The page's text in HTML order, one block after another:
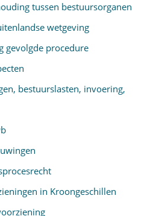
tussen bestuursorganen
wetgeving
gevolgde procedure
bestuurslasten, invoering,
in Kroongeschillen